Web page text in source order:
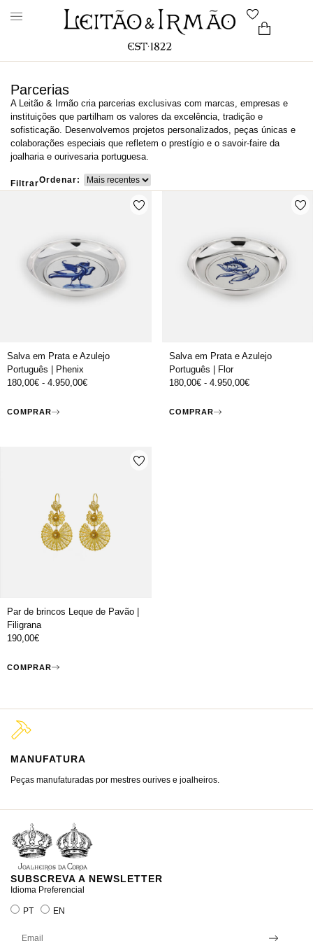
Parcerias
A Leitão & Irmão cria parcerias exclusivas com marcas, empresas e
instituições que partilham os valores da excelência, tradição e
sofisticação. Desenvolvemos projetos personalizados, peças únicas e
colaborações especiais que refletem o prestígio e o savoir-faire da
joalharia e ourivesaria portuguesa.
FiltrarOrdenar:
Salva em Prata e Azulejo
Português | Phenix
180,00€ - 4.950,00€
COMPRAR
Salva em Prata e Azulejo
Português | Flor
180,00€- 4.950,00€
COMPRAR
Par de brincos Leque de Pavão |
Filigrana
190,00€
COMPRAR
MANUFATURA
Peças manufaturadas por mestres ourives e joalheiros.
SUBSCREVA A NEWSLETTER
Idioma Preferencial
PT EN